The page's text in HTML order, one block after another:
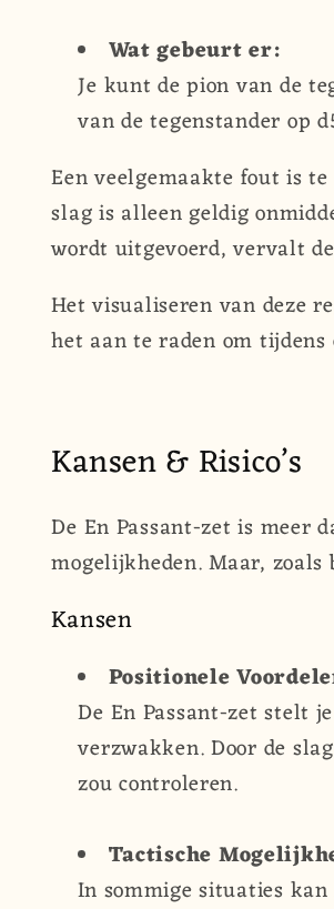
Wat gebeurt er:
Je kunt de pion van de
van de tegenstander op
Een veelgemaakte fout is
slag is alleen geldig
wordt uitgevoerd, vervalt
Het visualiseren van deze
het aan te raden om
Kansen & Risico’s
De En Passant-zet is meer
mogelijkheden. Maar,
Kansen
Positionele
De En Passant-zet stelt
verzwakken. Door de
zou controleren.
Tactische
In sommige situaties